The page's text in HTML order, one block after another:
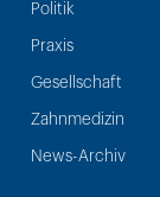
Politik
Praxis
Gesellschaft
Zahnmedizin
News-Archiv